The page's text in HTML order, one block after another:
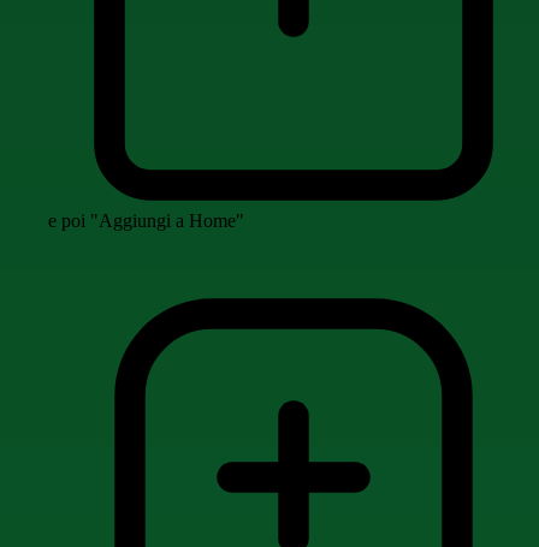
e poi "Aggiungi a Home"